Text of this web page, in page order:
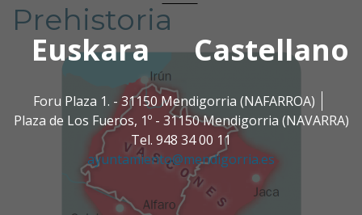
Euskara Castellano
Foru Plaza 1. - 31150 Mendigorria (NAFARROA)
Plaza de Los Fueros, 1º - 31150 Mendigorria (NAVARRA)
Tel. 948 34 00 11
ayuntamiento@mendigorria.es
Prehistoria